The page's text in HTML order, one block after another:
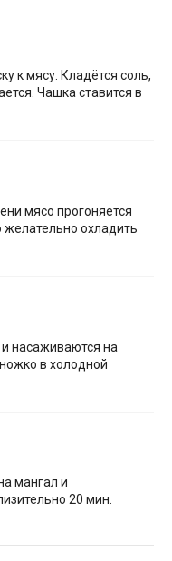
к мясу. Кладётся соль,
Чашка ставится в
мясо прогоняется
охладить
насаживаются на
в холодной
мангал и
20 мин.